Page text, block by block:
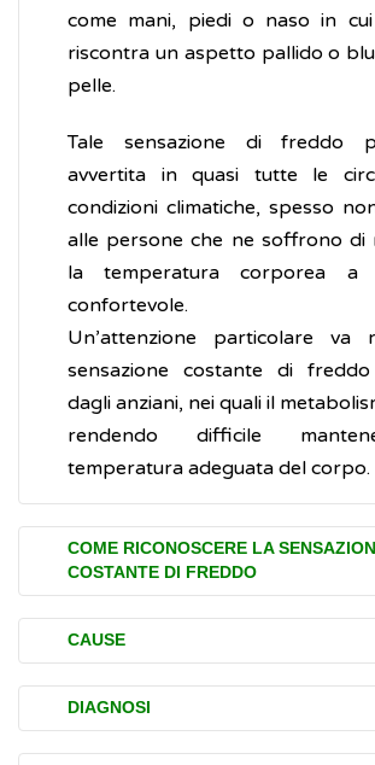
come mani, piedi o naso in
riscontra un aspetto pallido o
pelle.
Tale sensazione di freddo
avvertita in quasi tutte le
condizioni climatiche, spesso
alle persone che ne soffrono di
la temperatura corporea a
confortevole.
Un’attenzione particolare va
sensazione costante di
dagli anziani, nei quali il
rendendo difficile
temperatura adeguata del corpo.
COME RICONOSCERE LA
COSTANTE DI FREDDO
La sensazione costante di
avvertimento per l'organismo
un processo fisiologico
corpo mette in atto
CAUSE
Molteplici possono essere le
del disagio, della
DIAGNOSI